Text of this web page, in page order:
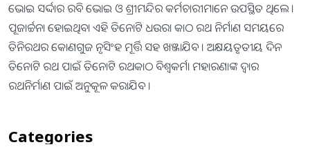
ଭୋଇ ସର୍ଦ୍ଦାର ରବି ଭୋଇ ଓ ଶ୍ରୀମନ୍ଦିର କର୍ମଚାରୀମାନେ ଉପସ୍ଥିତ ଥିଲେ ।
ପୂଜାର୍ଚ୍ଚନା ହୋଇଥିବା ଏହି ତିନୋଟି ଧଉରା କାଠ ରଥ ନିର୍ମାଣ ସମୟରେ
ତିନିରଥର କୋଣଗୁଜ ନୃସିଂହ ମୂର୍ତ୍ତି ସହ ଖଞ୍ଜାଯିବ । ଅକ୍ଷୟତୃତୀୟ ଦିନ
ତିନୋଟି ରଥ ପାଇଁ ତିନୋଟି ରଥକାଠ ବିଶ୍ୱକର୍ମା ମହାରଣାଙ୍କ ଦ୍ୱାର
ରଥନିର୍ମାଣ ପାଇଁ ଅନୁକୂଳ କରାଯିବ ।
Categories